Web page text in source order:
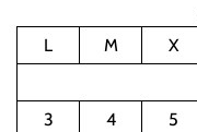
g
i
L
M X
3
4 5